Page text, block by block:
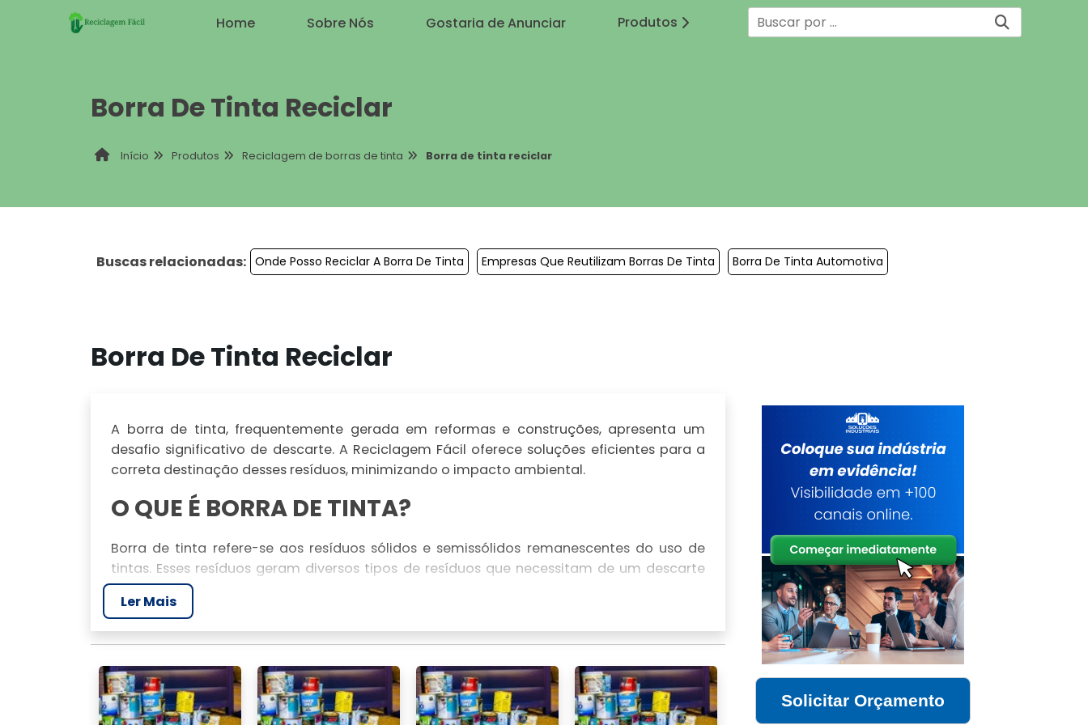
Home Sobre Nós Gostaria de Anunciar Produtos
Borra De Tinta Reciclar
Início Produtos Reciclagem de borras de tinta Borra de tinta reciclar
Buscas relacionadas: Onde Posso Reciclar A Borra De Tinta Empresas Que Reutilizam Borras De Tinta Borra De Tinta Automotiva
Borra De Tinta Reciclar
A borra de tinta, frequentemente gerada em reformas e construções, apresenta um
desafio significativo de descarte. A Reciclagem Fácil oferece soluções eficientes para a
correta destinação desses resíduos, minimizando o impacto ambiental.
O QUE É BORRA DE TINTA?
Borra de tinta refere-se aos resíduos sólidos e semissólidos remanescentes do uso de
tintas. Esses resíduos geram diversos tipos de resíduos que necessitam de um descarte
apropriado para evitar contaminação ambiental.
COMO FUNCIONA A RECICLAGEM DE BORRA DE
TINTA?
Areciclagem de borra de tintaenvolve processos como o coprocessamento, onde
esses resíduos são utilizados como combustível alternativo em fornos industriais. Isso não
Ler Mais
Solicitar Orçamento